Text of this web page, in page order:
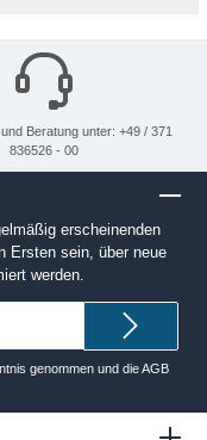
Beratung unter: +49 / 371
836526 - 00
erscheinenden
Ersten sein, über neue
werden.
genommen und dieAGB